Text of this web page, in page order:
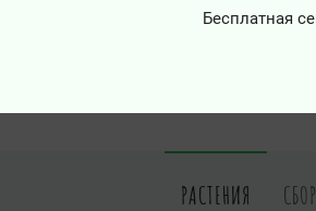
Бесплатная
РАСТЕНИЯ